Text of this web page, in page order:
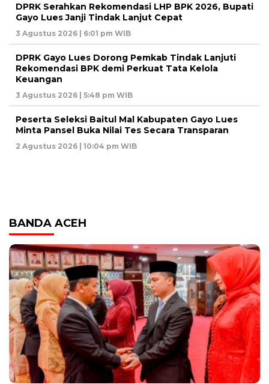
DPRK Serahkan Rekomendasi LHP BPK 2026, Bupati
Gayo Lues Janji Tindak Lanjut Cepat
3 Agustus 2026 | 6:01 pm WIB
DPRK Gayo Lues Dorong Pemkab Tindak Lanjuti
Rekomendasi BPK demi Perkuat Tata Kelola
Keuangan
3 Agustus 2026 | 5:48 pm WIB
Peserta Seleksi Baitul Mal Kabupaten Gayo Lues
Minta Pansel Buka Nilai Tes Secara Transparan
2 Agustus 2026 | 10:04 pm WIB
BANDA ACEH